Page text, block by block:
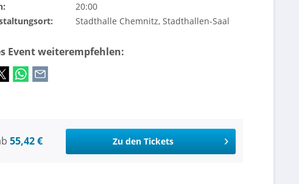
20:00
Stadthalle Chemnitz, Stadthallen-Saal
Event weiterempfehlen:
55,42 € Zu den Tickets